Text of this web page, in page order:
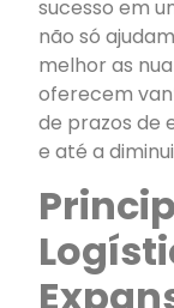
sucesso em
não só
melhor as
oferecem
de prazos de
e até a